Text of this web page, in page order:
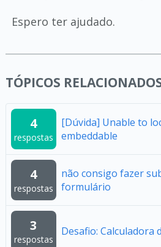
Espero ter ajudado.
TÓPICOS
4
respostas
[Dúvida] Unable to
embeddable
4
respostas
não consigo fazer
formulário
3
respostas
Desafio: Calculadora